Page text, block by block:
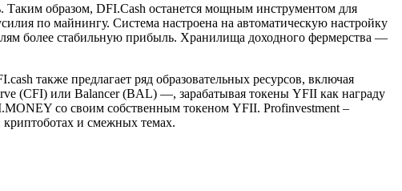
Таким образом, DFI.Cash останется мощным инструментом для
по майнингу. Система настроена на автоматическую настройку
более стабильную прибыль. Хранилища доходного фермерства —
также предлагает ряд образовательных ресурсов, включая
(CFI) или Balancer (BAL) —, зарабатывая токены YFII как награду
со своим собственным токеном YFII. Profinvestment –
и смежных темах.